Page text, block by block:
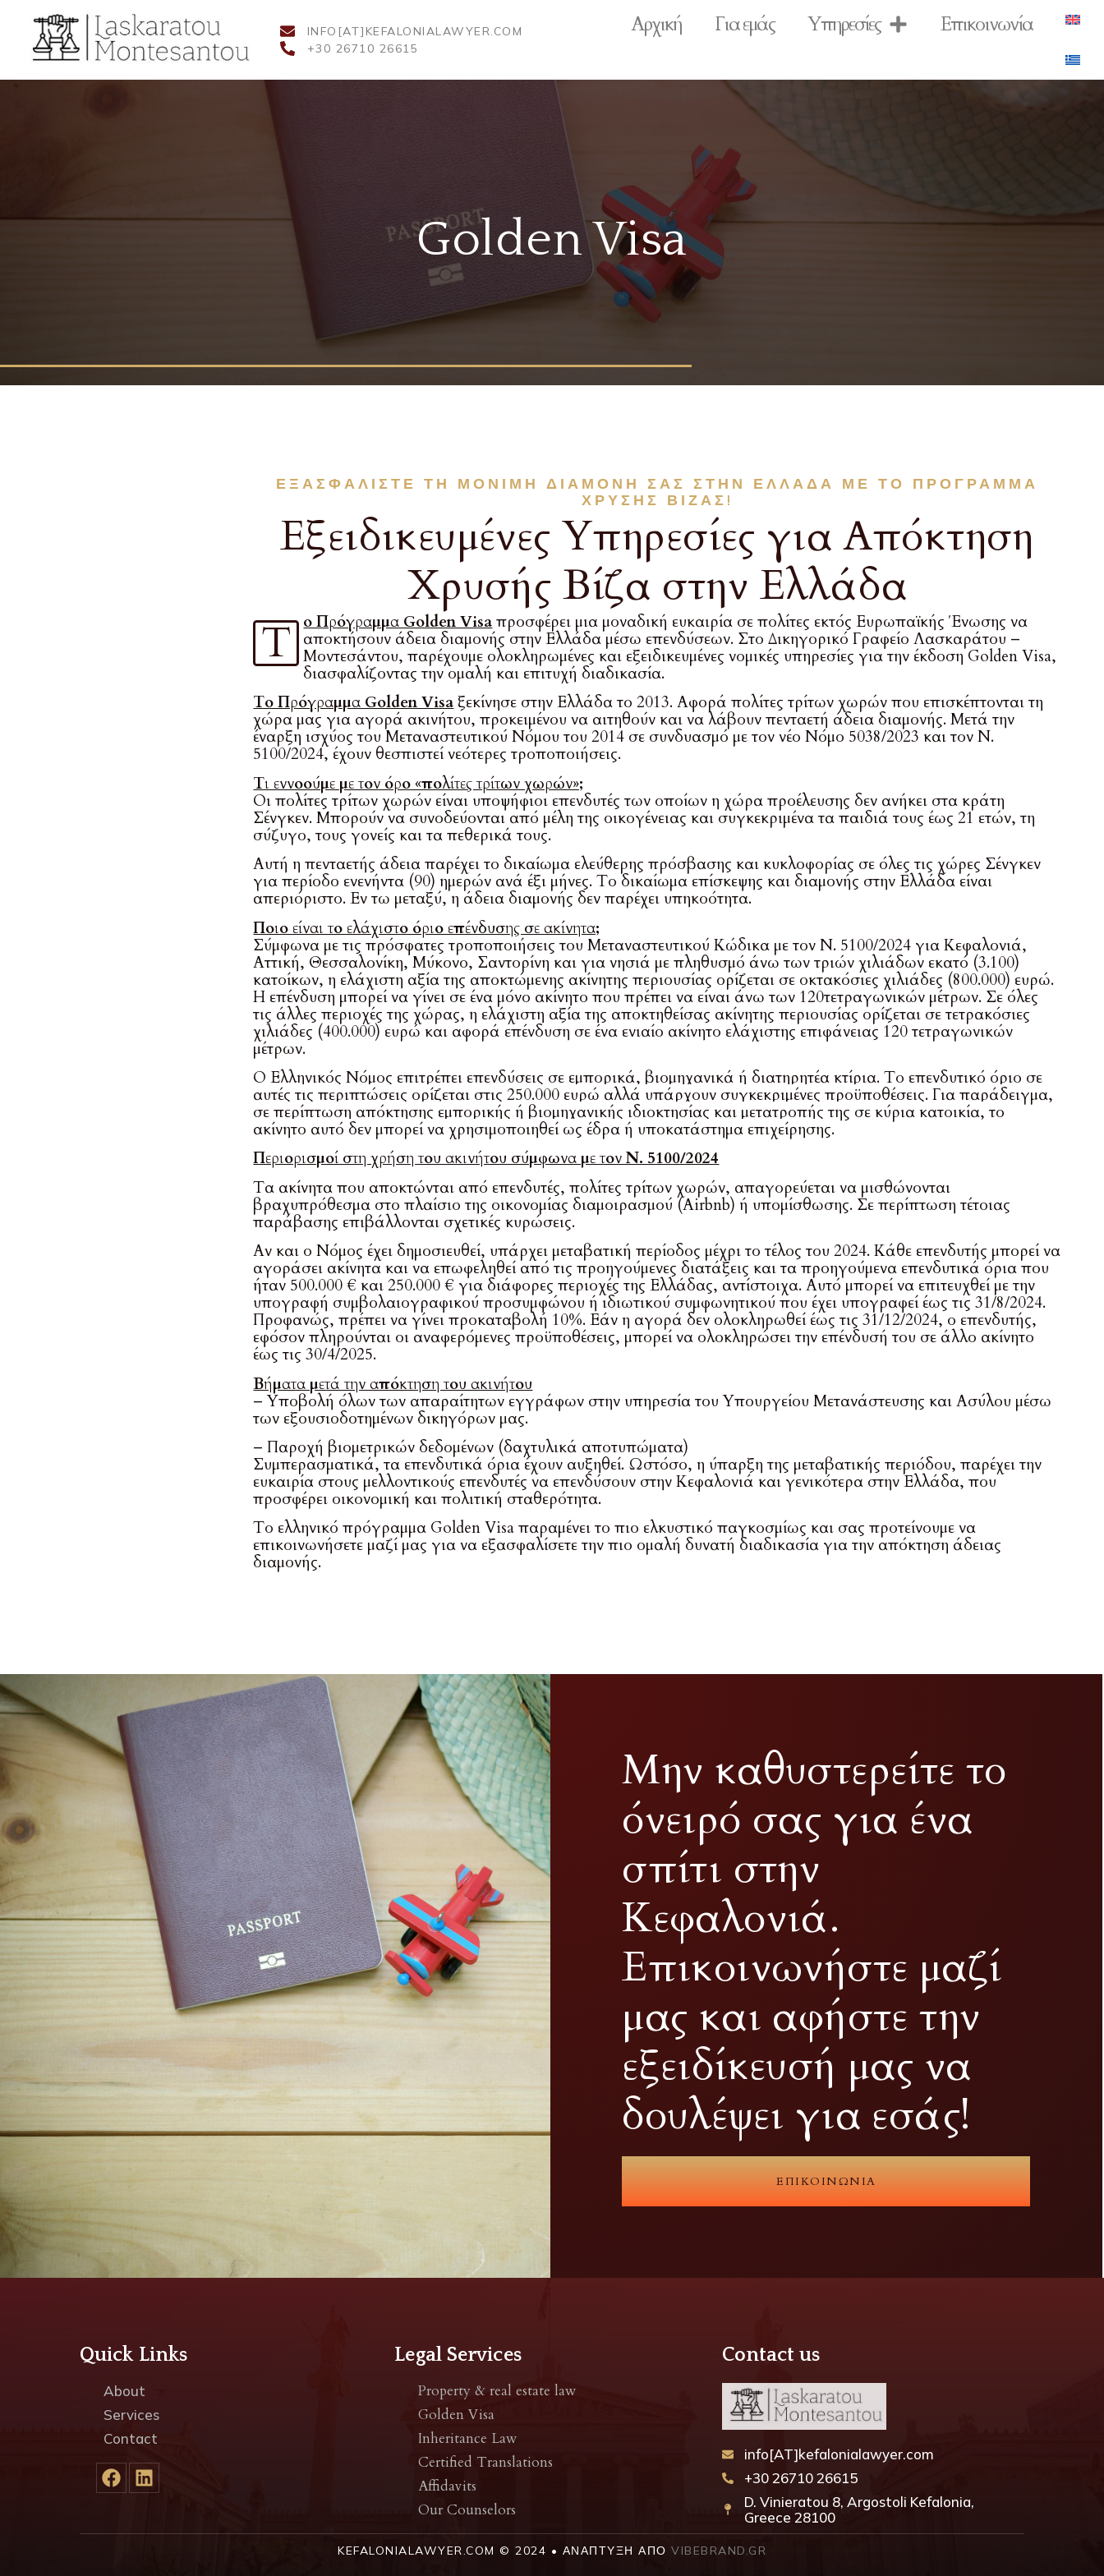
INFO[AT]KEFALONIALAWYER.COM
+30 26710 26615
Αρχική Για εμάς Υπηρεσίες Επικοινωνία
Golden Visa
ΕΞΑΣΦΑΛΊΣΤΕ ΤΗ ΜΌΝΙΜΗ ΔΙΑΜΟΝΉ ΣΑΣ ΣΤΗΝ ΕΛΛΆΔΑ ΜΕ ΤΟ ΠΡΌΓΡΑΜΜΑ
ΧΡΥΣΉΣ ΒΊΖΑΣ!
Εξειδικευμένες Υπηρεσίες για Απόκτηση
Χρυσής Βίζα στην Ελλάδα
Τ
ο Πρόγραμμα Golden Visaπροσφέρει μια μοναδική ευκαιρία σε πολίτες εκτός Ευρωπαϊκής Ένωσης να
αποκτήσουν άδεια διαμονής στην Ελλάδα μέσω επενδύσεων. Στο Δικηγορικό Γραφείο Λασκαράτου –
Μοντεσάντου, παρέχουμε ολοκληρωμένες και εξειδικευμένες νομικές υπηρεσίες για την έκδοση Golden Visa,
διασφαλίζοντας την ομαλή και επιτυχή διαδικασία.
Το Πρόγραμμα Golden Visaξεκίνησε στην Ελλάδα το 2013. Αφορά πολίτες τρίτων χωρών που επισκέπτονται τη
χώρα μας για αγορά ακινήτου, προκειμένου να αιτηθούν και να λάβουν πενταετή άδεια διαμονής. Μετά την
έναρξη ισχύος του Μεταναστευτικού Νόμου του 2014 σε συνδυασμό με τον νέο Νόμο 5038/2023 και τον Ν.
5100/2024, έχουν θεσπιστεί νεότερες τροποποιήσεις.
Τι εννοούμε με τον όρο «πολίτες τρίτων χωρών»;
Οι πολίτες τρίτων χωρών είναι υποψήφιοι επενδυτές των οποίων η χώρα προέλευσης δεν ανήκει στα κράτη
Σένγκεν. Μπορούν να συνοδεύονται από μέλη της οικογένειας και συγκεκριμένα τα παιδιά τους έως 21 ετών, τη
σύζυγο, τους γονείς και τα πεθερικά τους.
Αυτή η πενταετής άδεια παρέχει το δικαίωμα ελεύθερης πρόσβασης και κυκλοφορίας σε όλες τις χώρες Σένγκεν
για περίοδο ενενήντα (90) ημερών ανά έξι μήνες. Το δικαίωμα επίσκεψης και διαμονής στην Ελλάδα είναι
απεριόριστο. Εν τω μεταξύ, η άδεια διαμονής δεν παρέχει υπηκοότητα.
Ποιο είναι το ελάχιστο όριο επένδυσης σε ακίνητα;
Σύμφωνα με τις πρόσφατες τροποποιήσεις του Μεταναστευτικού Κώδικα με τον Ν. 5100/2024 για Κεφαλονιά,
Αττική, Θεσσαλονίκη, Μύκονο, Σαντορίνη και για νησιά με πληθυσμό άνω των τριών χιλιάδων εκατό (3.100)
κατοίκων, η ελάχιστη αξία της αποκτώμενης ακίνητης περιουσίας ορίζεται σε οκτακόσιες χιλιάδες (800.000) ευρώ.
Η επένδυση μπορεί να γίνει σε ένα μόνο ακίνητο που πρέπει να είναι άνω των 120τετραγωνικών μέτρων. Σε όλες
τις άλλες περιοχές της χώρας, η ελάχιστη αξία της αποκτηθείσας ακίνητης περιουσίας ορίζεται σε τετρακόσιες
χιλιάδες (400.000) ευρώ και αφορά επένδυση σε ένα ενιαίο ακίνητο ελάχιστης επιφάνειας 120 τετραγωνικών
μέτρων.
Ο Ελληνικός Νόμος επιτρέπει επενδύσεις σε εμπορικά, βιομηχανικά ή διατηρητέα κτίρια. Το επενδυτικό όριο σε
αυτές τις περιπτώσεις ορίζεται στις 250.000 ευρώ αλλά υπάρχουν συγκεκριμένες προϋποθέσεις. Για παράδειγμα,
σε περίπτωση απόκτησης εμπορικής ή βιομηχανικής ιδιοκτησίας και μετατροπής της σε κύρια κατοικία, το
ακίνητο αυτό δεν μπορεί να χρησιμοποιηθεί ως έδρα ή υποκατάστημα επιχείρησης.
Περιορισμοί στη χρήση του ακινήτου σύμφωνα με τον Ν. 5100/2024
Τα ακίνητα που αποκτώνται από επενδυτές, πολίτες τρίτων χωρών, απαγορεύεται να μισθώνονται
βραχυπρόθεσμα στο πλαίσιο της οικονομίας διαμοιρασμού (Airbnb) ή υπομίσθωσης. Σε περίπτωση τέτοιας
παράβασης επιβάλλονται σχετικές κυρώσεις.
Αν και ο Νόμος έχει δημοσιευθεί, υπάρχει μεταβατική περίοδος μέχρι το τέλος του 2024. Κάθε επενδυτής μπορεί να
αγοράσει ακίνητα και να επωφεληθεί από τις προηγούμενες διατάξεις και τα προηγούμενα επενδυτικά όρια που
ήταν 500.000 € και 250.000 € για διάφορες περιοχές της Ελλάδας, αντίστοιχα. Αυτό μπορεί να επιτευχθεί με την
υπογραφή συμβολαιογραφικού προσυμφώνου ή ιδιωτικού συμφωνητικού που έχει υπογραφεί έως τις 31/8/2024.
Προφανώς, πρέπει να γίνει προκαταβολή 10%. Εάν η αγορά δεν ολοκληρωθεί έως τις 31/12/2024, ο επενδυτής,
εφόσον πληρούνται οι αναφερόμενες προϋποθέσεις, μπορεί να ολοκληρώσει την επένδυσή του σε άλλο ακίνητο
έως τις 30/4/2025.
Βήματα μετά την απόκτηση του ακινήτου
– Υποβολή όλων των απαραίτητων εγγράφων στην υπηρεσία του Υπουργείου Μετανάστευσης και Ασύλου μέσω
των εξουσιοδοτημένων δικηγόρων μας.
– Παροχή βιομετρικών δεδομένων (δαχτυλικά αποτυπώματα)
Συμπερασματικά, τα επενδυτικά όρια έχουν αυξηθεί. Ωστόσο, η ύπαρξη της μεταβατικής περιόδου, παρέχει την
ευκαιρία στους μελλοντικούς επενδυτές να επενδύσουν στην Κεφαλονιά και γενικότερα στην Ελλάδα, που
προσφέρει οικονομική και πολιτική σταθερότητα.
Το ελληνικό πρόγραμμα Golden Visa παραμένει το πιο ελκυστικό παγκοσμίως και σας προτείνουμε να
επικοινωνήσετε μαζί μας για να εξασφαλίσετε την πιο ομαλή δυνατή διαδικασία για την απόκτηση άδειας
διαμονής.
Μην καθυστερείτε το
όνειρό σας για ένα
σπίτι στην
Κεφαλονιά.
Επικοινωνήστε μαζί
μας και αφήστε την
εξειδίκευσή μας να
δουλέψει για εσάς!
ΕΠΙΚΟΙΝΩΝΊΑ
Quick Links
About
Services
Contact
Legal Services
Property & real estate law
Golden Visa
Inheritance Law
Certified Translations
Affidavits
Our Counselors
Contact us
info[AT]kefalonialawyer.com
+30 26710 26615
D. Vinieratou 8, Argostoli Kefalonia,
Greece 28100
KEFALONIALAWYER.COM © 2024 • ΑΝΆΠΤΥΞΗ ΑΠΌ VIBEBRAND.GR